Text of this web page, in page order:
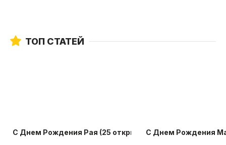
ТОП СТАТЕЙ
С Днем Рождения Рая (25 открыток)С Днем Рождения